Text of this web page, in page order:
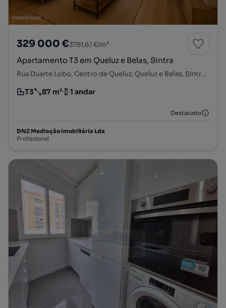
329 000 €3781,61 €/m²
Apartamento T3 em Queluz e Belas, Sintra
Rua Duarte Lobo, Centro de Queluz, Queluz e Belas, Sintra, Lisboa
Tipologia
T3
Preço por metro quadrado
87 m²
Andar 1 andar
Destacado
DNZ Mediação Imobiliária Lda
Profissional